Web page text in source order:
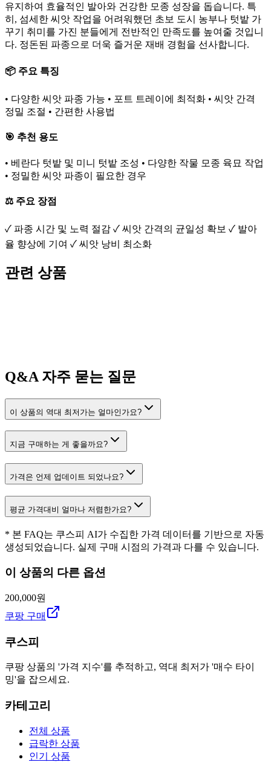
유지하여 효율적인 발아와 건강한 모종 성장을 돕습니다. 특
히, 섬세한 씨앗 작업을 어려워했던 초보 도시 농부나 텃밭 가
꾸기 취미를 가진 분들에게 전반적인 만족도를 높여줄 것입니
다. 정돈된 파종으로 더욱 즐거운 재배 경험을 선사합니다.
📦 주요 특징
• 다양한 씨앗 파종 가능 • 포트 트레이에 최적화 • 씨앗 간격
정밀 조절 • 간편한 사용법
🎯 추천 용도
• 베란다 텃밭 및 미니 텃밭 조성 • 다양한 작물 모종 육묘 작업
• 정밀한 씨앗 파종이 필요한 경우
⚖️ 주요 장점
✓ 파종 시간 및 노력 절감 ✓ 씨앗 간격의 균일성 확보 ✓ 발아
율 향상에 기여 ✓ 씨앗 낭비 최소화
관련 상품
Q&A 자주 묻는 질문
이 상품의 역대 최저가는 얼마인가요?
지금 구매하는 게 좋을까요?
가격은 언제 업데이트 되었나요?
평균 가격대비 얼마나 저렴한가요?
* 본 FAQ는 쿠스피 AI가 수집한 가격 데이터를 기반으로 자동
생성되었습니다. 실제 구매 시점의 가격과 다를 수 있습니다.
이 상품의 다른 옵션
200,000원
쿠팡 구매
쿠스피
쿠팡 상품의 '가격 지수'를 추적하고, 역대 최저가 '매수 타이
밍'을 잡으세요.
카테고리
전체 상품
급락한 상품
인기 상품